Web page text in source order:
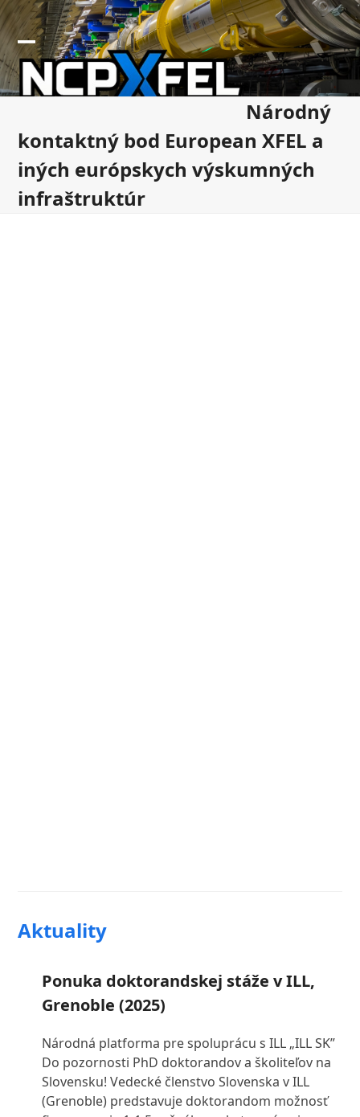
Skip
to
content
Open
mobile
Close
mobile
Národný
kontaktný bod European XFEL a
iných európskych výskumných
infraštruktúr
Aktuality
Ponuka doktorandskej stáže v ILL,
Grenoble (2025)
Národná platforma pre spoluprácu s ILL „ILL SK”
Do pozornosti PhD doktorandov a školiteľov na
Slovensku! Vedecké členstvo Slovenska v ILL
(Grenoble) predstavuje doktorandom možnosť